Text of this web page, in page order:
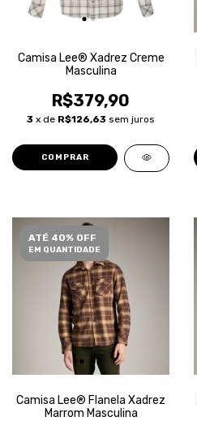
Camisa Lee® Xadrez Creme
Masculina
R$379,90
3 x de R$126,63 sem juros
COMPRAR
ATÉ 40% OFF
EM QUANTIDADE
Camisa Lee® Flanela Xadrez
Marrom Masculina